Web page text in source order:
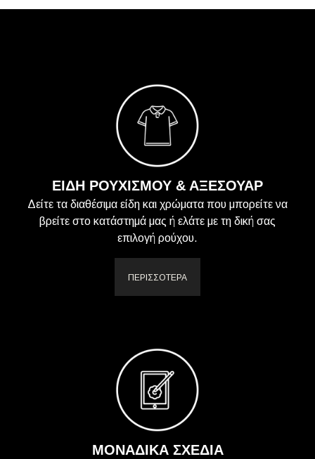
ΕΙΔΗ ΡΟΥΧΙΣΜΟΥ & ΑΞΕΣΟΥΑΡ
Δείτε τα διαθέσιμα είδη και χρώματα που μπορείτε να
βρείτε στο κατάστημά μας ή ελάτε με τη δική σας
επιλογή ρούχου.
ΠΕΡΙΣΣΟΤΕΡΑ
ΜΟΝΑΔΙΚΑ ΣΧΕΔΙΑ